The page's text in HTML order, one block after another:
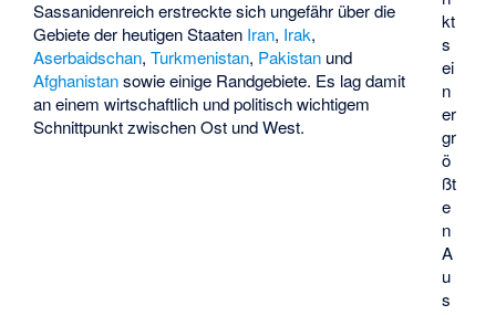
kt
s
ei
n
er
gr
ö
ßt
e
n
A
u
s
Sassanidenreich erstreckte sich ungefähr über die
Gebiete der heutigen Staaten Iran, Irak,
Aserbaidschan,Turkmenistan, Pakistan und
Afghanistansowie einige Randgebiete. Es lag damit
an einem wirtschaftlich und politisch wichtigem
Schnittpunkt zwischen Ost und West.